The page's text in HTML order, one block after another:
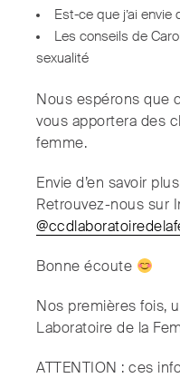
Est-ce que j’ai envie
Les conseils de
sexualité
Nous espérons que
vous apportera des
femme.
Envie d’en savoir
Retrouvez-nous sur
Bonne écoute
Nos premières fois,
Laboratoire de la
ATTENTION : ces